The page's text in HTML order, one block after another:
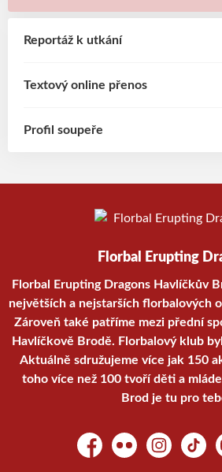
Reportáž k utkání
Textový online přenos
Profil soupeře
Florbal Erupting
Florbal Erupting Dragons Havlíčkův
největších a nejstarších florbalových
Zároveň také patříme mezi přední
Havlíčkově Brodě. Florbalový klub
Aktuálně sdružujeme více jak 150
toho více než 100 tvoří děti a
Brod je tu pro
FacebookFlickr Instagram
TikTok